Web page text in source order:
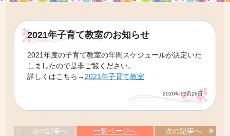
2021年子育て教室のお知らせ
2021年度の子育て教室の年間スケジュールが決定いた
しましたので是非ご覧ください。
詳しくはこちら→ 2021年子育て教室
2020年12月16日
前の記事へ 次の記事へ
一覧ページへ